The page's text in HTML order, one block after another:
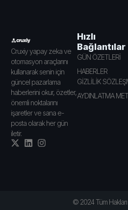
Cruxiy yapay zeka ve
otomasyon araçlarını
kullanarak senin için
güncel pazarlama
haberlerini okur, özetler,
önemli noktalarını
işaretler ve sana e-
posta olarak her gün
iletir.
Hızlı
Bağlantılar
GÜN ÖZETLERİ
HABERLER
GİZLİLİK
AYDINLATMA
© 2024 Tüm Hakları